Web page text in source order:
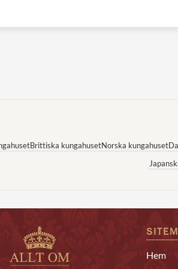
Brittiska kungahusetNorska kungahuset
Hem